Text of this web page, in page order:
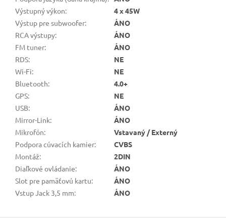
Výstupný výkon:
4 x 45W
Výstup pre subwoofer:
ÁNO
RCA výstupy:
ÁNO
FM tuner:
ÁNO
RDS:
NE
Wi-Fi:
NE
Bluetooth:
4.0+
GPS:
NE
USB:
ÁNO
Mirror-Link:
ÁNO
Mikrofón:
Vstavaný / Externý
Podpora cúvacích kamier:
CVBS
Montáž:
2DIN
Diaľkové ovládanie:
ÁNO
Slot pre pamäťovú kartu:
ÁNO
Vstup Jack 3,5 mm: ÁNO